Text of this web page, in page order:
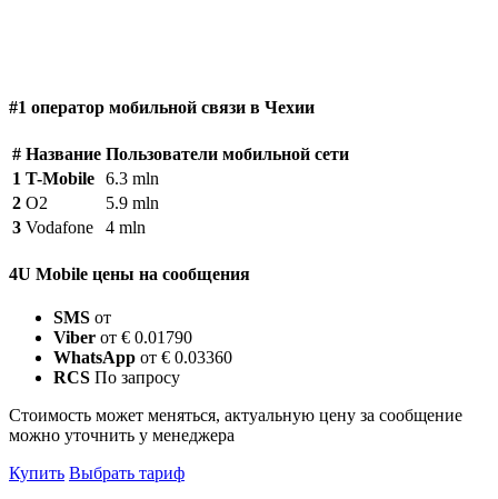
#1 оператор мобильной связи в Чехии
# Название Пользователи мобильной сети
1 T-Mobile 6.3 mln
2 O2
5.9 mln
3 Vodafone 4 mln
4U Mobile цены на сообщения
SMS от
Viber от € 0.01790
WhatsApp от € 0.03360
RCS По запросу
Стоимость может меняться, актуальную цену за сообщение
можно уточнить у менеджера
Купить Выбрать тариф